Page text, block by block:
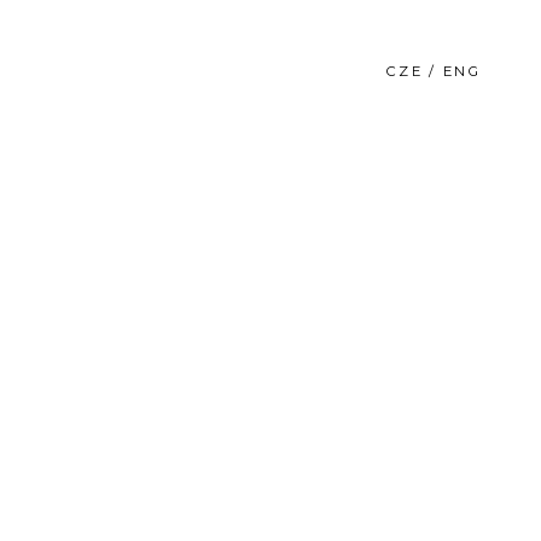
CZE / ENG